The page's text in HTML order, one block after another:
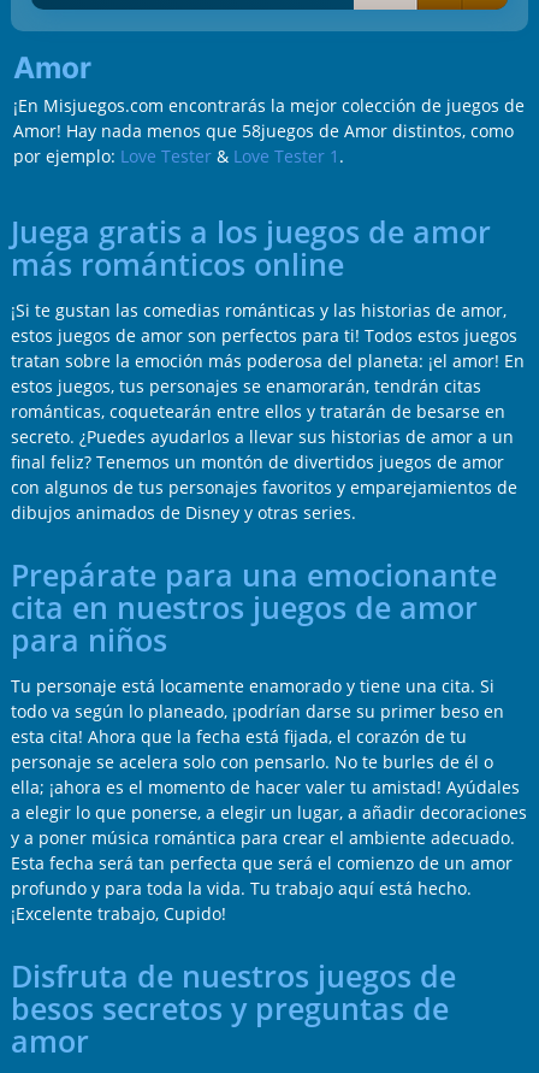
Amor
¡En Misjuegos.com encontrarás la mejor colección de juegos de
Amor! Hay nada menos que 58juegos de Amor distintos, como
por ejemplo: Love Tester& Love Tester 1 .
Juega gratis a los juegos de amor
más románticos online
¡Si te gustan las comedias románticas y las historias de amor,
estos juegos de amor son perfectos para ti! Todos estos juegos
tratan sobre la emoción más poderosa del planeta: ¡el amor! En
estos juegos, tus personajes se enamorarán, tendrán citas
románticas, coquetearán entre ellos y tratarán de besarse en
secreto. ¿Puedes ayudarlos a llevar sus historias de amor a un
final feliz? Tenemos un montón de divertidos juegos de amor
con algunos de tus personajes favoritos y emparejamientos de
dibujos animados de Disney y otras series.
Prepárate para una emocionante
cita en nuestros juegos de amor
para niños
Tu personaje está locamente enamorado y tiene una cita. Si
todo va según lo planeado, ¡podrían darse su primer beso en
esta cita! Ahora que la fecha está fijada, el corazón de tu
personaje se acelera solo con pensarlo. No te burles de él o
ella; ¡ahora es el momento de hacer valer tu amistad! Ayúdales
a elegir lo que ponerse, a elegir un lugar, a añadir decoraciones
y a poner música romántica para crear el ambiente adecuado.
Esta fecha será tan perfecta que será el comienzo de un amor
profundo y para toda la vida. Tu trabajo aquí está hecho.
¡Excelente trabajo, Cupido!
Disfruta de nuestros juegos de
besos secretos y preguntas de
amor